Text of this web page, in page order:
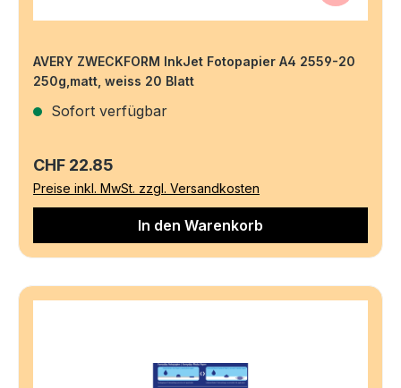
AVERY ZWECKFORM InkJet Fotopapier A4 2559-20
250g,matt, weiss 20 Blatt
Sofort verfügbar
Regulärer Preis:
CHF 22.85
Preise inkl. MwSt. zzgl. Versandkosten
In den Warenkorb